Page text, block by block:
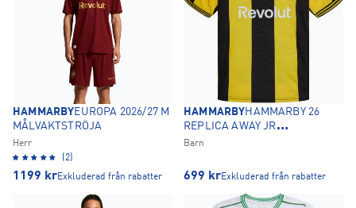
HAMMARBYEUROPA 2026/27 M
MÅLVAKTSTRÖJA
Herr
(2)
1199 krExkluderad från rabatter
HAMMARBYHAMMARBY 26
REPLICA AWAY JR
MATCHTRÖJA
Barn
699 krExkluderad från rabatter